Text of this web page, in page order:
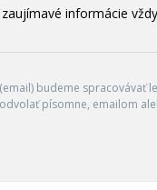
informácie
budeme spracovávať
písomne, emailom